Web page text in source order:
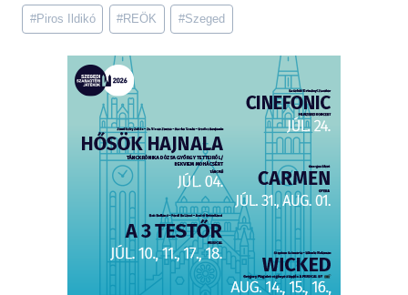
Post
Tags:
#Piros Ildikó #REÖK #Szeged